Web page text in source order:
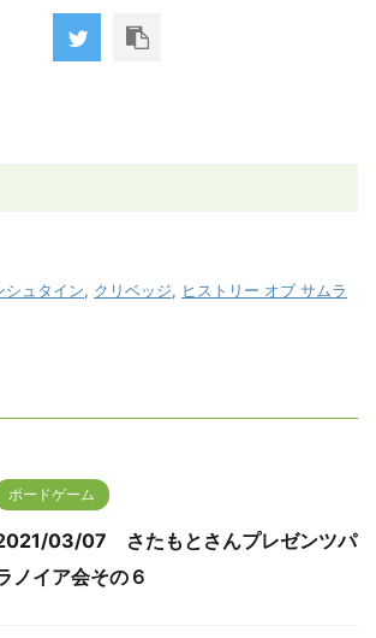
シュタイン, クリベッジ, ヒストリー オブ サムラ
ボードゲーム
03/07 さたもとさんプレゼンツパ
ノイア会その６